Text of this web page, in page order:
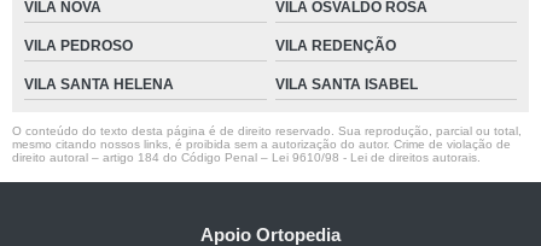
VILA NOVA VILA OSVALDO ROSA
VILA PEDROSO VILA REDENÇÃO
VILA SANTA HELENA VILA SANTA ISABEL
O conteúdo do texto desta página é de direito reservado. Sua reprodução, parcial ou total,
mesmo citando nossos links, é proibida sem a autorização do autor. Crime de violação de
direito autoral – artigo 184 do Código Penal – Lei 9610/98 - Lei de direitos autorais
Apoio Ortopedia